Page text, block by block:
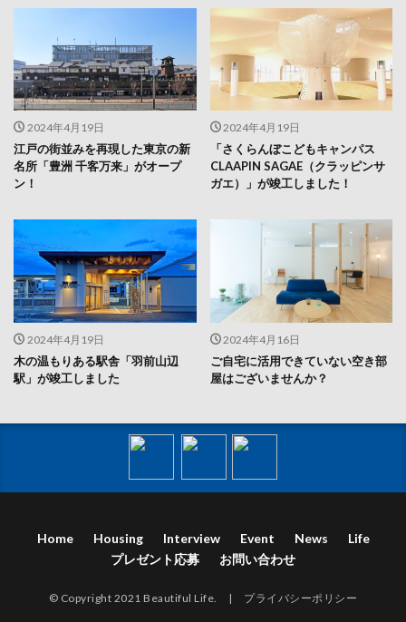
2024年4月19日
江戸の街並みを再現した東京の新
名所「豊洲 千客万来」がオープ
ン！
2024年4月19日
「さくらんぼこどもキャンパス
CLAAPIN SAGAE（クラッピンサ
ガエ）」が竣工しました！
2024年4月19日
木の温もりある駅舎「羽前山辺
駅」が竣工しました
2024年4月16日
ご自宅に活用できていない空き部
屋はございませんか？
Home Housing Interview Event News
Life
プレゼント応募
お問い合わせ
© Copyright 2021 Beautiful Life. | プライバシーポリシー